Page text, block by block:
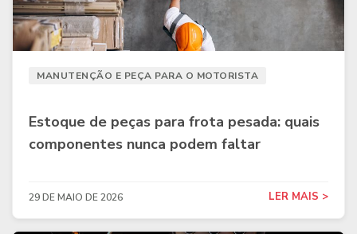
MANUTENÇÃO E PEÇA PARA O MOTORISTA
Estoque de peças para frota pesada: quais
componentes nunca podem faltar
29 DE MAIO DE 2026 LER MAIS >